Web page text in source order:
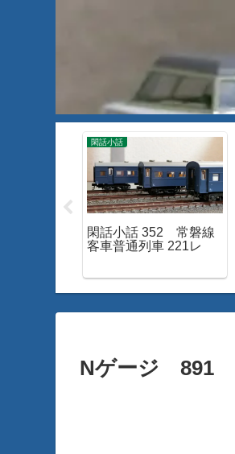
閑話小話
閑話小話 352 常磐線
客車普通列車 221レ
Nゲージ 891